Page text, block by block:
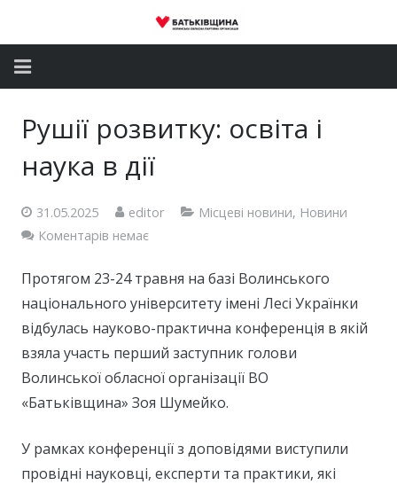
Новини
Депутатський корпус
Громадські приймальні
Контакти
Рушії розвитку: освіта і
наука в дії
31.05.2025 editor Місцеві новини, Новини
Коментарів немає
Протягом 23-24 травня на базі Волинського
національного університету імені Лесі Українки
відбулась науково-практична конференція в якій
взяла участь перший заступник голови
Волинської обласної організації ВО
«Батьківщина» Зоя Шумейко.
У рамках конференції з доповідями виступили
провідні науковці, експерти та практики, які